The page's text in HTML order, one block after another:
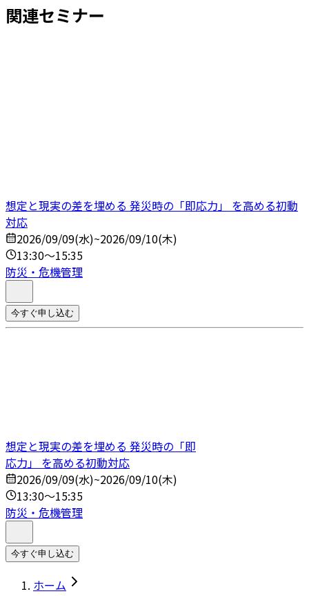
関連セミナー
想定と現実の差を埋める 発災時の「即応力」 を高める初動
対応
2026/09/09(水)~2026/09/10(木)
13:30～15:35
防災・危機管理
今すぐ申し込む
想定と現実の差を埋める 発災時の「即
応力」 を高める初動対応
2026/09/09(水)~2026/09/10(木)
13:30～15:35
防災・危機管理
今すぐ申し込む
ホーム